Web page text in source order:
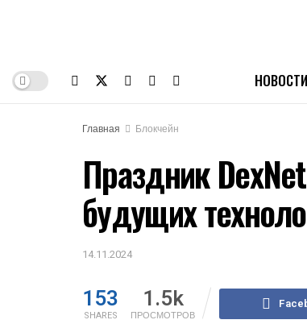
Главная
Блокчейн
Праздник
будущих
14.11.2024
153
SHARES
1.5k
ПРОСМОТРОВ